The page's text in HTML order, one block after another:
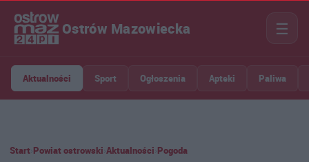
Ostrów Mazowiecka ☰
Aktualności Sport Ogłoszenia Apteki Paliwa
Start Powiat ostrowski Aktualności Pogoda